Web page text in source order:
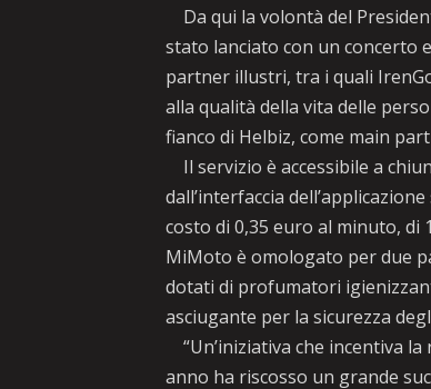
Da qui la volontà del
stato lanciato con un concerto
partner illustri, tra i quali
alla qualità della vita delle
fianco di Helbiz, come main
Il servizio è accessibile a
dall’interfaccia
costo di 0,35 euro al minuto, di
MiMoto è omologato per due
dotati di profumatori
asciugante per la sicurezza
“Un’iniziativa che incentiva
anno ha riscosso un grande